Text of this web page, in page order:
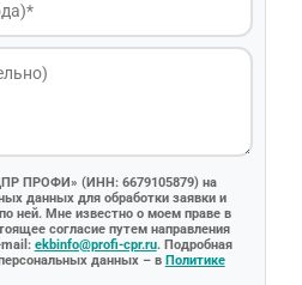
ПРОФИ» (ИНН: 6679105879) на
данных для обработки заявки и
ней. Мне известно о моем праве в
согласие путем направления
mail: ekbinfo@profi-cpr.ru. Подробная
данных – в Политике